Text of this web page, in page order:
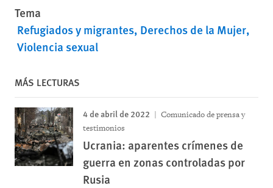
Tema
Refugiados y migrantes Derechos de la Mujer
Violencia sexual
MÁS LECTURAS
4 de abril de 2022
Comunicado de prensa y
testimonios
Ucrania: aparentes crímenes de
guerra en zonas controladas por
Rusia